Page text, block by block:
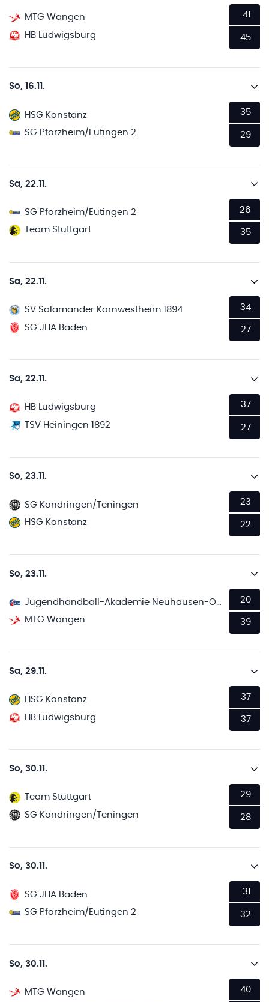
MTG Wangen
HB Ludwigsburg
41
45
So, 16.11.
HSG Konstanz
SG Pforzheim/Eutingen 2
35
29
Sa, 22.11.
SG Pforzheim/Eutingen 2
Team Stuttgart
26
35
Sa, 22.11.
SV Salamander Kornwestheim 1894
SG JHA Baden
34
27
Sa, 22.11.
HB Ludwigsburg
TSV Heiningen 1892
37
27
So, 23.11.
SG Köndringen/Teningen
HSG Konstanz
23
22
So, 23.11.
MTG Wangen
20
39
Sa, 29.11.
HSG Konstanz
HB Ludwigsburg
37
37
So, 30.11.
Team Stuttgart
SG Köndringen/Teningen
29
28
So, 30.11.
SG JHA Baden
SG Pforzheim/Eutingen 2
31
32
So, 30.11.
MTG Wangen
40